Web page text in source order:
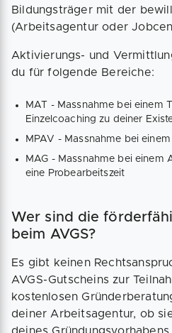
Bildungsträger mit der
(Arbeitsagentur oder
Aktivierungs- und
du für folgende Bereiche:
MAT - Massnahme bei einem
Einzelcoaching zu deiner
MPAV - Massnahme bei
MAG - Massnahme bei
eine Probearbeitszeit
Wer sind die
beim AVGS?
Es gibt keinen
AVGS-Gutscheins zur
kostenlosen
deiner Arbeitsagentur, ob